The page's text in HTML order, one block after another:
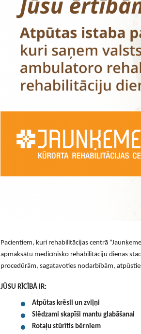
Pacientiem, kuri rehabilitācijas centrā
apmaksātu medicīnisko rehabilitāciju dienas
procedūrām, sagatavoties nodarbībām,
JŪSU RĪCĪBĀ IR:
Atpūtas krēsli un zviļņi
Slēdzami skapīši mantu glabāšanai
Rotaļu stūrītis bērniem